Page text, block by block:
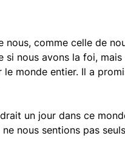
nous, comme celle de
si nous avons la foi, mais
monde entier. Il a
un jour dans ce
nous sentions pas